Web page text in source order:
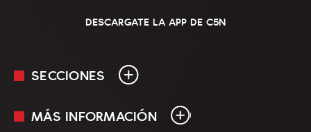
DESCARGATE LA APP DE C5N
SECCIONES
En Vivo
MÁS INFORMACIÓN